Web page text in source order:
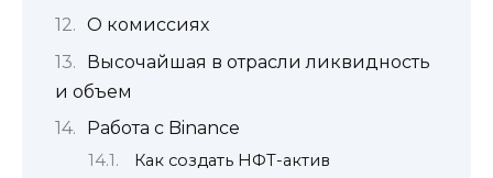
О комиссиях
Высочайшая в отрасли ликвидность
и объем
Работа с Binance
Как создать НФТ-актив